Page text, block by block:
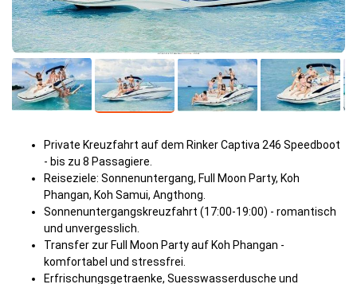
Private Kreuzfahrt auf dem Rinker Captiva 246 Speedboot
- bis zu 8 Passagiere.
Reiseziele: Sonnenuntergang, Full Moon Party, Koh
Phangan, Koh Samui, Angthong.
Sonnenuntergangskreuzfahrt (17:00-19:00) - romantisch
und unvergesslich.
Transfer zur Full Moon Party auf Koh Phangan -
komfortabel und stressfrei.
Erfrischungsgetraenke, Suesswasserdusche und